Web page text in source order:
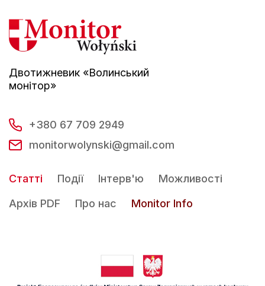
Двотижневик «Волинський
монітор»
+380 67 709 2949
monitorwolynski@gmail.com
Статті Події Інтерв'ю
Можливості
Архів PDF
Про нас Monitor Info